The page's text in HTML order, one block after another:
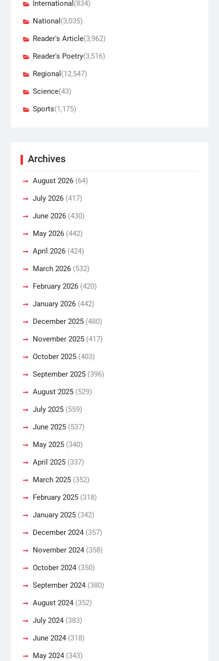
International (834)
National (3,035)
Reader's Article(3,962)
Reader's Poetry(3,516)
Regional (12,547)
Science(43)
Sports(1,175)
Archives
August 2026(64)
July 2026(417)
June 2026(430)
May 2026(442)
April 2026(424)
March 2026(532)
February 2026(420)
January 2026(442)
December 2025(480)
November 2025(417)
October 2025(403)
September 2025(396)
August 2025(529)
July 2025(559)
June 2025(537)
May 2025(340)
April 2025(337)
March 2025(352)
February 2025(318)
January 2025(342)
December 2024(357)
November 2024(358)
October 2024(350)
September 2024(380)
August 2024(352)
July 2024(383)
June 2024(318)
May 2024(343)